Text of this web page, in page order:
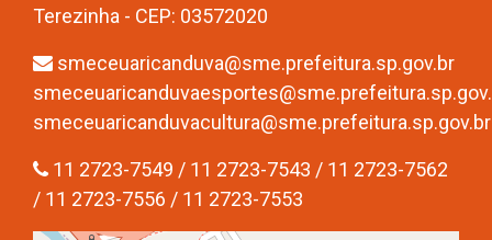
Terezinha - CEP: 03572020
smeceuaricanduva@sme.prefeitura.sp.gov.br
smeceuaricanduvacultura@sme.prefeitura.sp.gov.br
11 2723-7549 / 11 2723-7543 / 11 2723-7562
/ 11 2723-7556 / 11 2723-7553